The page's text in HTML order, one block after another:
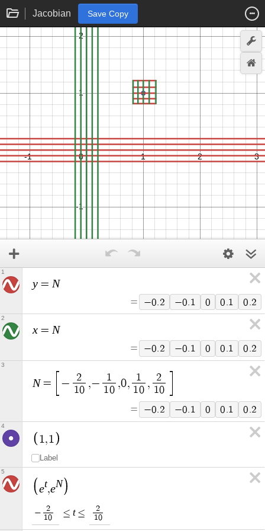
Jacobian Save Copy
y = N
= −0.2 −0.1 0 0.1 0.2
1
x = N
= −0.2 −0.1 0 0.1 0.2
2
N = −
2
10
,−
1
1 0
,0,
1
1 0
,
2
10
=
−0.2 −0.1 0 0.1 0.2
3
1 ,1
Label
4
et,eN
−
2
10 ≤ t ≤
2
10
5